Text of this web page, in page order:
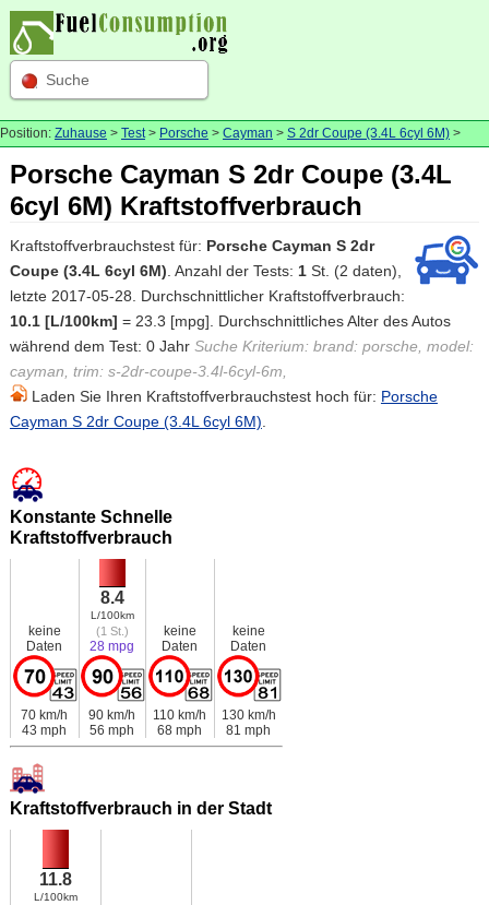
Suche
Position: Zuhause > Test> Porsche > Cayman > S 2dr Coupe (3.4L 6cyl 6M) >
Porsche Cayman S 2dr Coupe (3.4L
6cyl 6M) Kraftstoffverbrauch
Kraftstoffverbrauchstest für: Porsche Cayman S 2dr
Coupe (3.4L 6cyl 6M) . Anzahl der Tests: 1St. (2 daten),
letzte 2017-05-28. Durchschnittlicher Kraftstoffverbrauch:
10.1 [L/100km] = 23.3 [mpg]. Durchschnittliches Alter des Autos
während dem Test: 0 Jahr Suche Kriterium: brand: porsche, model:
cayman, trim: s-2dr-coupe-3.4l-6cyl-6m,
Laden Sie Ihren Kraftstoffverbrauchstest hoch für: Porsche
Cayman S 2dr Coupe (3.4L 6cyl 6M)
Konstante Schnelle
Kraftstoffverbrauch
keine
Daten
8.4
L/100km
(1 St.)
28 mpg
keine
Daten
keine
Daten
70 km/h
43 mph
90 km/h
56 mph
110 km/h
68 mph
130 km/h
81 mph
Kraftstoffverbrauch in der Stadt
11.8
L/100km